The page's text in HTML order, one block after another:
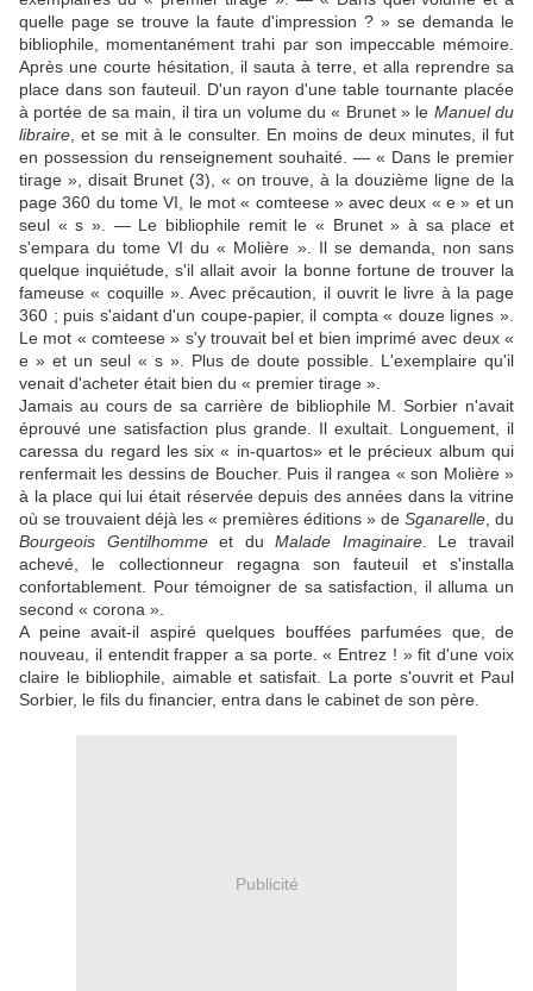
quelle page se trouve la faute d'impression ? » se demanda le
bibliophile, momentanément trahi par son impeccable mémoire.
Après une courte hésitation, il sauta à terre, et alla reprendre sa
place dans son fauteuil. D'un rayon d'une table tournante placée
à portée de sa main, il tira un volume du « Brunet » le Manuel du
libraire , et se mit à le consulter. En moins de deux minutes, il fut
en possession du renseignement souhaité. — « Dans le premier
tirage », disait Brunet (3), « on trouve, à la douzième ligne de la
page 360 du tome VI, le mot « comteese » avec deux « e » et un
seul « s ». — Le bibliophile remit le « Brunet » à sa place et
s'empara du tome VI du « Molière ». Il se demanda, non sans
quelque inquiétude, s'il allait avoir la bonne fortune de trouver la
fameuse « coquille ». Avec précaution, il ouvrit le livre à la page
360 ; puis s'aidant d'un coupe-papier, il compta « douze lignes ».
Le mot « comteese » s'y trouvait bel et bien imprimé avec deux «
e » et un seul « s ». Plus de doute possible. L'exemplaire qu'il
venait d'acheter était bien du « premier tirage ».
Jamais au cours de sa carrière de bibliophile M. Sorbier n'avait
éprouvé une satisfaction plus grande. Il exultait. Longuement, il
caressa du regard les six « in-quartos» et le précieux album qui
renfermait les dessins de Boucher. Puis il rangea « son Molière »
à la place qui lui était réservée depuis des années dans la vitrine
où se trouvaient déjà les « premières éditions » de Sganarelle , du
Bourgeois Gentilhommeet duMalade Imaginaire. Le travail
achevé, le collectionneur regagna son fauteuil et s'installa
confortablement. Pour témoigner de sa satisfaction, il alluma un
second « corona ».
A peine avait-il aspiré quelques bouffées parfumées que, de
nouveau, il entendit frapper a sa porte. « Entrez ! » fit d'une voix
claire le bibliophile, aimable et satisfait. La porte s'ouvrit et Paul
Sorbier, le fils du financier, entra dans le cabinet de son père.
Publicité